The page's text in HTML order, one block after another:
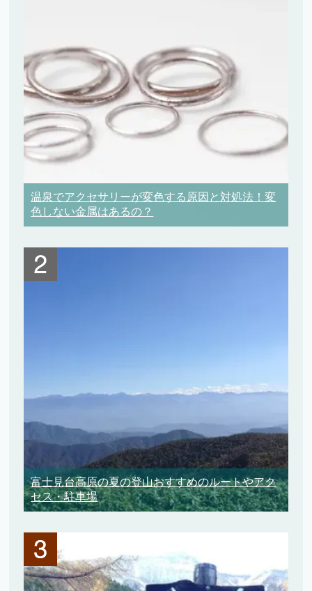
温泉でアクセサリーが変色する原因と対処法！変
色しない金属はあるの？
富士見台高原の夏の登山おすすめのルートやアク
セス・駐車場